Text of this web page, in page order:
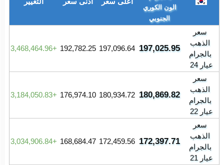
الون الكوري
الجنوبي
سعر
الذهب
بالجرام
عيار 24
197,025.95
197,096.64
192,782.25
3,468,464.96
سعر
الذهب
بالجرام
عيار 22
180,869.82
180,934.72
176,974.10
3,184,050.83
سعر
الذهب
بالجرام
عيار 21
172,397.71
172,459.56
168,684.47
3,034,906.84